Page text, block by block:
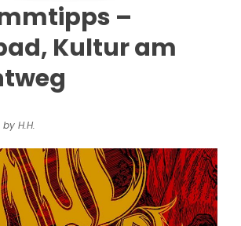
–
Kultur am
by H.H.